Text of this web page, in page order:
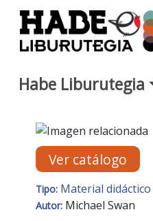
Saltar al contenido principal
Habe Liburutegia
Ficha de
Ver catálogo
Tipo: Material didáctico
Autor: Michael Swan